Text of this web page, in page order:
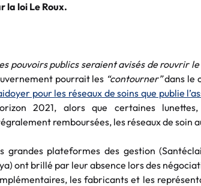
la loi Le Roux.
pouvoirs publics seraient avisés de rouvrir
pourrait les “contourner”dans le
pour les réseaux de soins que publie
2021, alors que certaines
remboursées, les réseaux de soin
grandes plateformes des gestion
ont brillé par leur absence lors des
les fabricants et les